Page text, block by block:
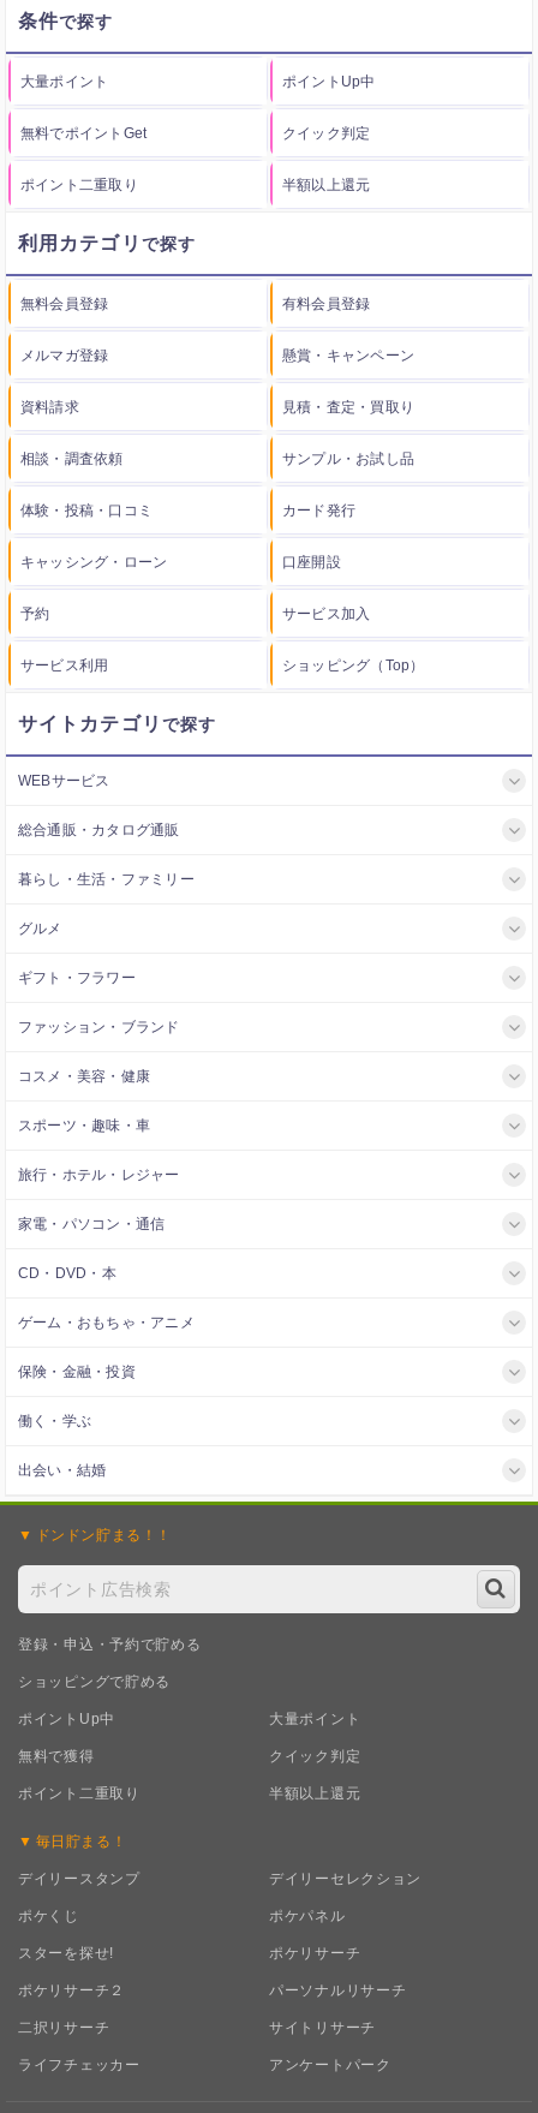
条件
大量ポイント ポイントUp中
無料でポイントGet クイック判定
ポイント二重取り 半額以上還元
利用カテゴリ
無料会員登録 有料会員登録
メルマガ登録 懸賞・キャンペーン
資料請求 見積・査定・買取り
相談・調査依頼 サンプル・お試し品
体験・投稿・口コミ カード発行
キャッシング・ローン 口座開設
予約 サービス加入
サービス利用 ショッピング（Top）
サイトカテゴリ
WEBサービス
総合通販・カタログ通販
暮らし・生活・ファミリー
グルメ
ギフト・フラワー
ファッション・ブランド
コスメ・美容・健康
スポーツ・趣味・車
旅行・ホテル・レジャー
家電・パソコン・通信
CD・DVD・本
ゲーム・おもちゃ・アニメ
保険・金融・投資
働く・学ぶ
出会い・結婚
ドンドン貯まる！！
登録・申込・予約で貯める
ショッピングで貯める
ポイントUp中 大量ポイント
無料で獲得 クイック判定
ポイント二重取り 半額以上還元
毎日 貯まる！
デイリースタンプ デイリーセレクション
ポケくじ ポケパネル
スターを探せ! ポケリサーチ
ポケリサーチ２ パーソナルリサーチ
二択リサーチ サイトリサーチ
ライフチェッカー アンケートパーク